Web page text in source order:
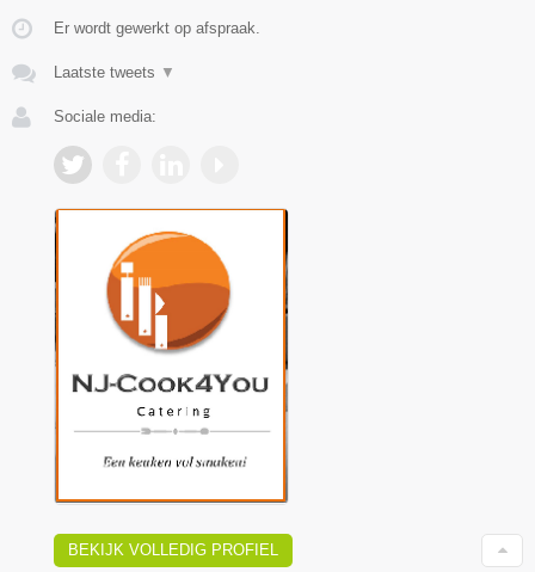
Er wordt gewerkt op afspraak.
Laatste tweets ▼
Sociale media:
BEKIJK VOLLEDIG PROFIEL